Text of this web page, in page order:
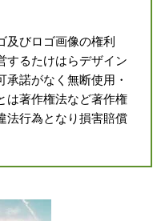
及びロゴ画像の権利
するたけはらデザイン
諾がなく無断使用・
は著作権法など著作権
法行為となり損害賠償